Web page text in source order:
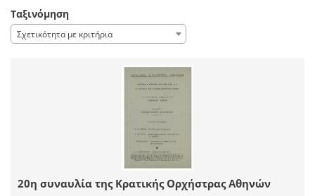
Ταξινόμηση
Σχετικότητα με κριτήρια
20η συναυλία της Κρατικής Ορχήστρας Αθηνών